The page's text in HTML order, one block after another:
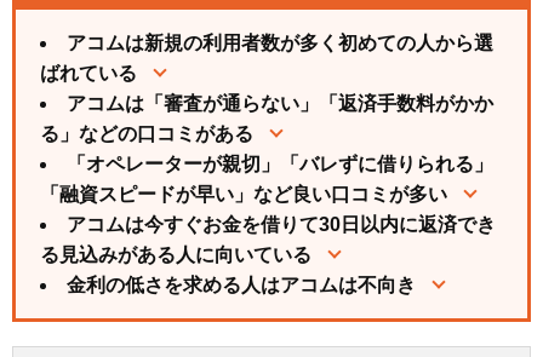
アコムは新規の利用者数が多く初めての人から選
ばれている
アコムは「審査が通らない」「返済手数料がかか
る」などの口コミがある
「オペレーターが親切」「バレずに借りられる」
「融資スピードが早い」など良い口コミが多い
アコムは今すぐお金を借りて30日以内に返済でき
る見込みがある人に向いている
金利の低さを求める人はアコムは不向き